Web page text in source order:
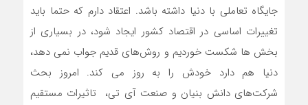
جایگاه تعاملی با دنیا داشته باشد. اعتقاد دارم که حتما باید
تغییرات اساسی در اقتصاد کشور ایجاد شود، در بسیاری از
بخش ها شکست خوردیم و روش‌های قدیم جواب نمی دهد،
دنیا هم دارد خودش را به روز می کند. امروز بحث
شرکت‌های دانش بنیان و صنعت آی تی، تاثیرات مستقیم